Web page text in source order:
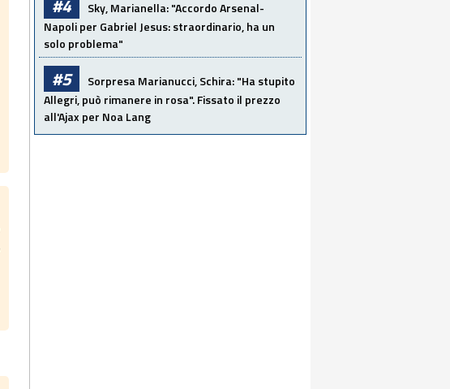
#4
Sky, Marianella: "Accordo Arsenal-
Napoli per Gabriel Jesus: straordinario, ha un
solo problema"
#5
Sorpresa Marianucci, Schira: "Ha stupito
Allegri, può rimanere in rosa". Fissato il prezzo
all'Ajax per Noa Lang